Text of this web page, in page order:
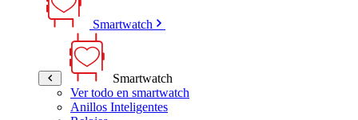
Smartwatch
Smartwatch
Ver todo en smartwatch
Anillos Inteligentes